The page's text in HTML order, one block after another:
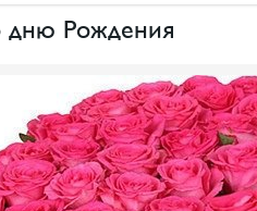
дню Рождения